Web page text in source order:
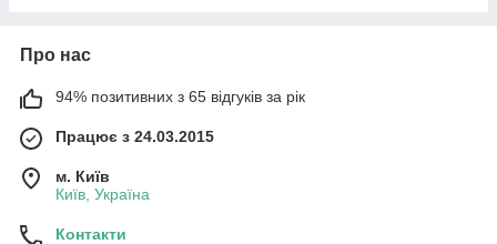
Про нас
94% позитивних з 65 відгуків за рік
Працює з 24.03.2015
м. Київ
Київ, Україна
Контакти